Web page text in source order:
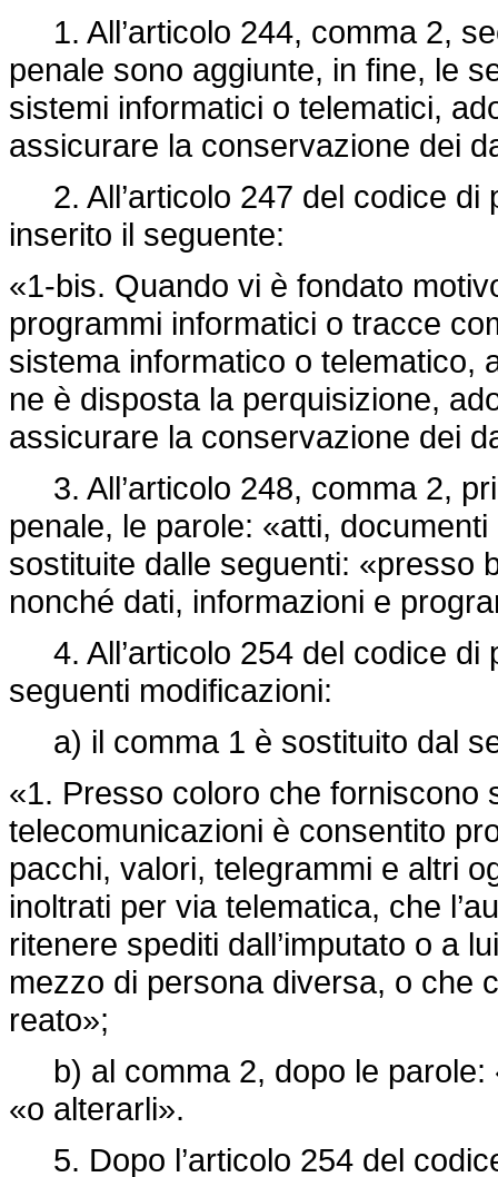
1. All’articolo 244, comma 2,
penale sono aggiunte, in fine, le
sistemi informatici o telematici,
assicurare la conservazione dei
2. All’articolo 247 del codice di
inserito il seguente:
«1-bis. Quando vi è fondato
programmi informatici o tracce
sistema informatico o telematico,
ne è disposta la perquisizione,
assicurare la conservazione dei
3. All’articolo 248, comma 2,
penale, le parole: «atti,
sostituite dalle seguenti: «presso
nonché dati, informazioni e
4. All’articolo 254 del codice di
seguenti modificazioni:
a) il comma 1 è sostituito dal
«1. Presso coloro che forniscono
telecomunicazioni è consentito
pacchi, valori, telegrammi e altri
inoltrati per via telematica, che
ritenere spediti dall’imputato o a
mezzo di persona diversa, o che
reato»;
b) al comma 2, dopo le parole:
«o alterarli».
5. Dopo l’articolo 254 del